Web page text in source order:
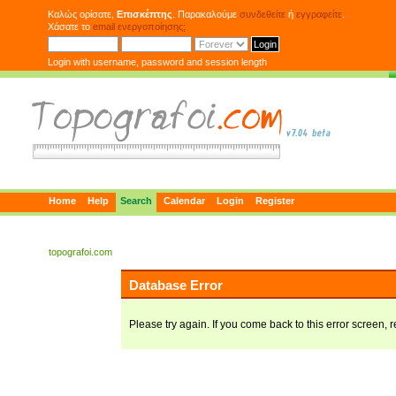
Καλώς ορίσατε, Επισκέπτης . Παρακαλούμε συνδεθείτε ή εγγραφείτε
Χάσατε το email ενεργοποίησης;
Login with username, password and session length
Home Help Search Calendar Login Register
topografoi.com
Database Error
Please try again. If you come back to this error screen,